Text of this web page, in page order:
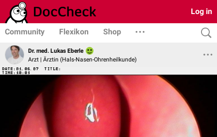
Log in
Community Flexikon Shop
Dr. med. Lukas Eberle
Arzt | Ärztin (Hals-Nasen-Ohrenheilkunde)